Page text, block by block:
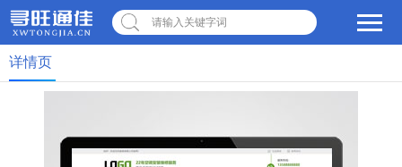
请输入关键字词
详情页